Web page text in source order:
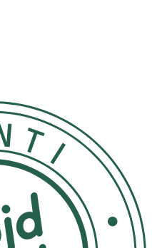
rörelser. Välj själv det
till det befintliga
igenom brynen Steg 2:
samma riktning som dina
du saknar strån för att få
med att använda en
få ännu fylligare bryn.
Lift Illusion Styling Wax:
och låt torka. Applicera
som du vill addera till